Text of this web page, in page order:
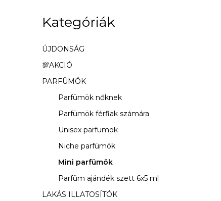
l
d
a
l
n
Kategóriák
átugrása
Kategóriák
ÚJDONSÁG
💯AKCIÓ
PARFÜMÖK
Parfümök nőknek
Parfümök férfiak számára
Unisex parfümök
Niche parfümök
Mini parfümök
Parfüm ajándék szett 6x5 ml
LAKÁS ILLATOSÍTÓK